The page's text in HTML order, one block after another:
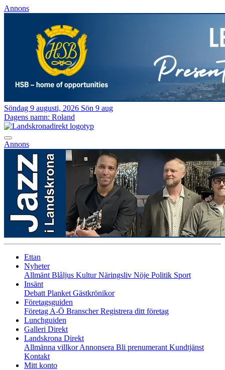
Annons
Söndag 9 augusti, 2026 Sön 9 aug
Dagens namn: Roland
Annons
Ettan
Nyheter
Allmänt Blåljus KulturNäringsliv Nöje Politik Sport
Insänt
Debatt Planket Gästkrönikor
Företagsguiden
Företag A-Ö BranscherRegistrera ditt företag
Lunchguiden
Galleri Direkt
Landskrona Direkt
Allmänna villkorAnnonsera Bli prenumerant Kundtjänst
Kontakt
Mitt konto